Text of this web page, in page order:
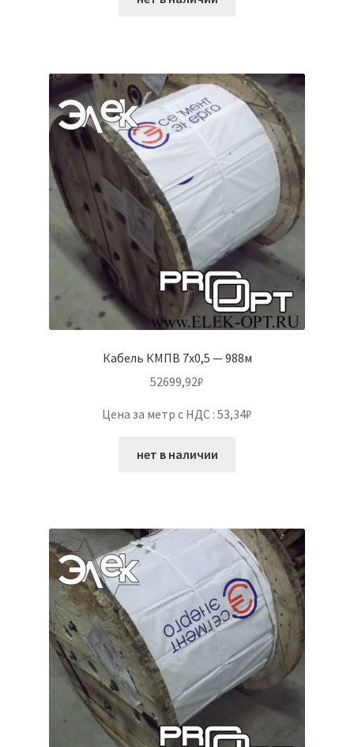
Кабель КМПВ 7х0,5 — 988м
52699,92₽
Цена за метр с НДС : 53,34₽
нет в наличии